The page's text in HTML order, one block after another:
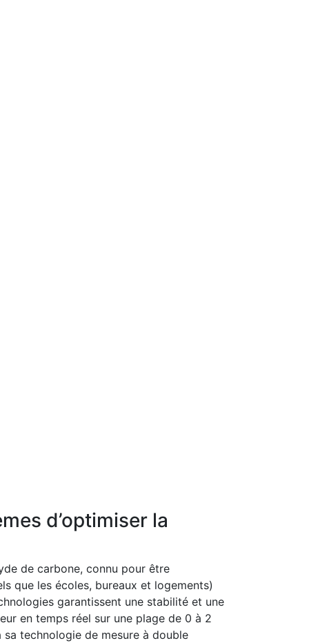
d’optimiser la
de carbone, connu pour être
que les écoles, bureaux et logements)
garantissent une stabilité et une
en temps réel sur une plage de 0 à 2
technologie de mesure à double